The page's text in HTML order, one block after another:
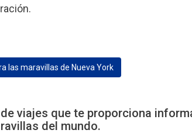
las maravillas de Nueva York
viajes que te proporciona
del mundo.